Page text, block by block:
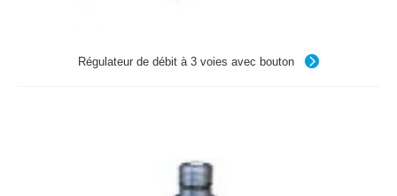
Régulateur de débit à 3 voies avec bouton